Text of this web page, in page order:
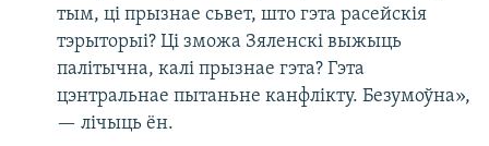
тым, ці прызнае сьвет, што гэта расейскія
тэрыторыі? Ці зможа Зяленскі выжыць
палітычна, калі прызнае гэта? Гэта
цэнтральнае пытаньне канфлікту. Безумоўна»,
— лічыць ён.